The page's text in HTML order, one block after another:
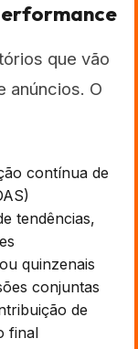
que vão
anúncios. O
contínua de
tendências,
quinzenais
conjuntas
de
final